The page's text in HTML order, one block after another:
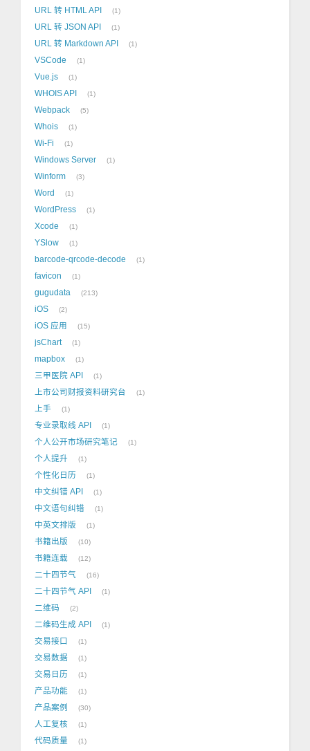
URL 转 HTML API 1
URL 转 JSON API 1
URL 转 Markdown API 1
VSCode 1
Vue.js 1
WHOIS API 1
Webpack 5
Whois 1
Wi-Fi 1
Windows Server 1
Winform 3
Word 1
WordPress 1
Xcode 1
YSlow 1
barcode-qrcode-decode 1
favicon 1
gugudata 213
iOS 2
iOS 应用 15
jsChart 1
mapbox 1
三甲医院 API 1
上市公司财报资料研究台 1
上手 1
专业录取线 API 1
个人公开市场研究笔记 1
个人提升 1
个性化日历 1
中文纠错 API 1
中文语句纠错 1
中英文排版 1
书籍出版 10
书籍连载 12
二十四节气 16
二十四节气 API 1
二维码 2
二维码生成 API 1
交易接口 1
交易数据 1
交易日历 1
产品功能 1
产品案例 30
人工复核 1
代码质量 1